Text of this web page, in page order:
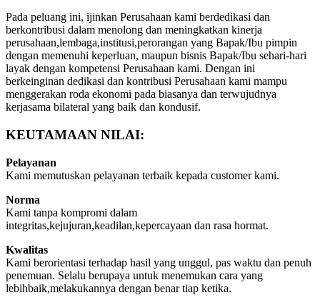
Pada peluang ini, ijinkan Perusahaan kami berdedikasi dan
berkontribusi dalam menolong dan meningkatkan kinerja
perusahaan,lembaga,institusi,perorangan yang Bapak/Ibu pimpin
dengan memenuhi keperluan, maupun bisnis Bapak/Ibu sehari-hari
layak dengan kompetensi Perusahaan kami. Dengan ini
berkeinginan dedikasi dan kontribusi Perusahaan kami mampu
menggerakan roda ekonomi pada biasanya dan terwujudnya
kerjasama bilateral yang baik dan kondusif.
KEUTAMAAN NILAI:
Pelayanan
Kami memutuskan pelayanan terbaik kepada customer kami.
Norma
Kami tanpa kompromi dalam
integritas,kejujuran,keadilan,kepercayaan dan rasa hormat.
Kwalitas
Kami berorientasi terhadap hasil yang unggul, pas waktu dan penuh
penemuan. Selalu berupaya untuk menemukan cara yang
lebihbaik,melakukannya dengan benar tiap ketika.